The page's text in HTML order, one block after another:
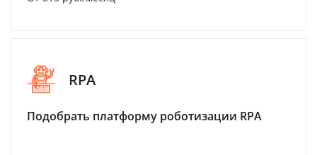
RPA
Подобрать платформу роботизации RPA